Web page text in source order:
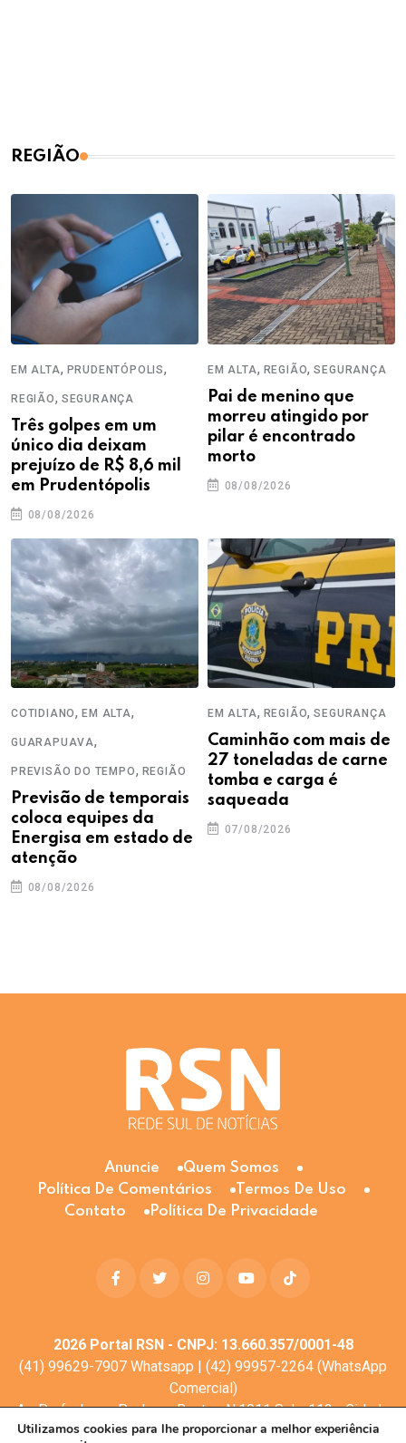
REGIÃO
EM ALTA, PRUDENTÓPOLIS,
REGIÃO, SEGURANÇA
Três golpes em um
único dia deixam
prejuízo de R$ 8,6 mil
em Prudentópolis
08/08/2026
EM ALTA, REGIÃO,SEGURANÇA
Pai de menino que
morreu atingido por
pilar é encontrado
morto
08/08/2026
COTIDIANO,EM ALTA,
GUARAPUAVA,
PREVISÃO DO TEMPO, REGIÃO
Previsão de temporais
coloca equipes da
Energisa em estado de
atenção
08/08/2026
EM ALTA, REGIÃO,SEGURANÇA
Caminhão com mais de
27 toneladas de carne
tomba e carga é
saqueada
07/08/2026
Anuncie
Quem Somos
Política De Comentários
Termos De Uso
Contato
Política De Privacidade
2026Portal RSN - CNPJ: 13.660.357/0001-48
(41) 99629-7907 Whatsapp | (42) 99957-2264 (WhatsApp
Comercial)
Av. Profa. Laura Pacheco Bastos N:1011 Sala: 112 - Cidade
dos Lagos, Guarapuava - PR, 85053-525
Utilizamos cookies para lhe proporcionar a melhor experiência